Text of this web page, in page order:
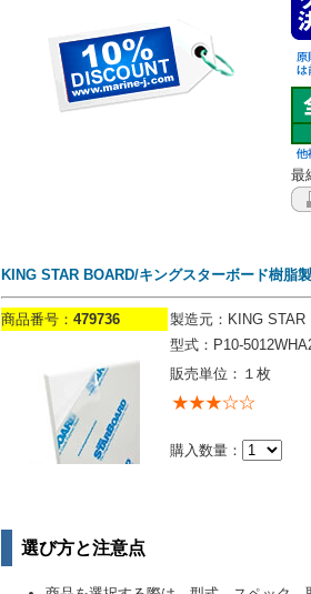
最
KING STAR BOARD/キングスターボード樹脂
商品番号： 479736
製造元：KING STAR
型式：P10-
販売単位：１枚
購入数量：
選び方と注意点